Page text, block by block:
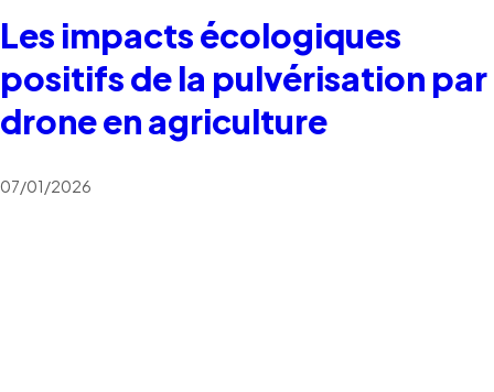
Les impacts écologiques
positifs de la pulvérisation par
drone en agriculture
07/01/2026